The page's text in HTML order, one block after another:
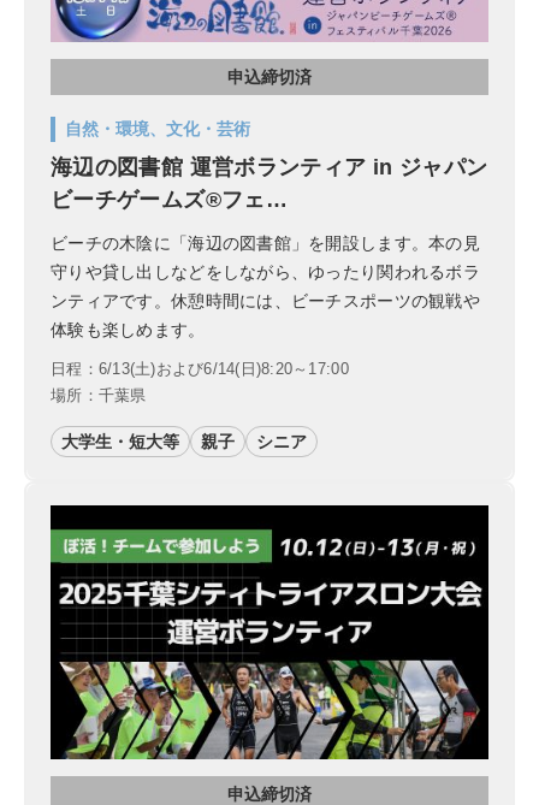
申込締切済
自然・環境、文化・芸術
海辺の図書館 運営ボランティア in ジャパン
ビーチゲームズ®フェ…
ビーチの木陰に「海辺の図書館」を開設します。本の見
守りや貸し出しなどをしながら、ゆったり関われるボラ
ンティアです。休憩時間には、ビーチスポーツの観戦や
体験も楽しめます。
日程：6/13(土)および6/14(日)8:20～17:00
場所：千葉県
大学生・短大等 親子 シニア
申込締切済